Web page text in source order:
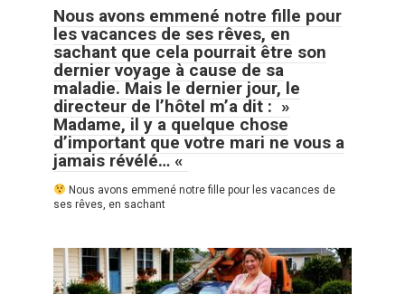
Nous avons emmené notre fille pour
les vacances de ses rêves, en
sachant que cela pourrait être son
dernier voyage à cause de sa
maladie. Mais le dernier jour, le
directeur de l’hôtel m’a dit : »
Madame, il y a quelque chose
d’important que votre mari ne vous a
jamais révélé… «
Nous avons emmené notre fille pour les vacances de
ses rêves, en sachant